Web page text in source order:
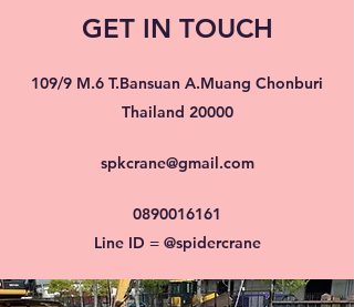
GET IN TOUCH
109/9 M.6 T.Bansuan A.Muang Chonburi
Thailand 20000
spkcrane@gmail.com
0890016161
Line ID = @spidercrane